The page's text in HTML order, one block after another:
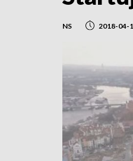
NS 2018-04-